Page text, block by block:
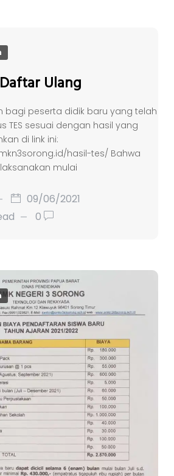
Ulang
bagi peserta didik baru yang telah
TES sesuai dengan hasil yang
di link ini:
hasil-tes/ Bahwa
mulai
09/06/2021
0